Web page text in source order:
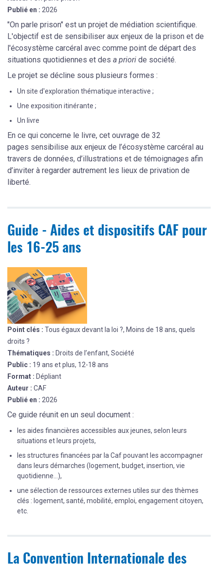
Publié en : 2026
"On parle prison" est un projet de médiation scientifique.
L'objectif est de sensibiliser aux enjeux de la prison et de
l'écosystème carcéral avec comme point de départ des
situations quotidiennes et des a priori de société.
Le projet se décline sous plusieurs formes :
Un site d'exploration thématique interactive ;
Une exposition itinérante ;
Un livre
En ce qui concerne le livre, cet ouvrage de 32
pages sensibilise aux enjeux de l’écosystème carcéral au
travers de données, d’illustrations et de témoignages afin
d’inviter à regarder autrement les lieux de privation de
liberté.
Guide - Aides et dispositifs CAF pour
les 16-25 ans
Point clés : Tous égaux devant la loi ?, Moins de 18 ans, quels
droits ?
Thématiques : Droits de l’enfant, Société
Public : 19 ans et plus, 12-18 ans
Format : Dépliant
Auteur : CAF
Publié en : 2026
Ce guide réunit en un seul document :
les aides financières accessibles aux jeunes, selon leurs
situations et leurs projets,
les structures financées par la Caf pouvant les accompagner
dans leurs démarches (logement, budget, insertion, vie
quotidienne…),
une sélection de ressources externes utiles sur des thèmes
clés : logement, santé, mobilité, emploi, engagement citoyen,
etc.
La Convention Internationale des